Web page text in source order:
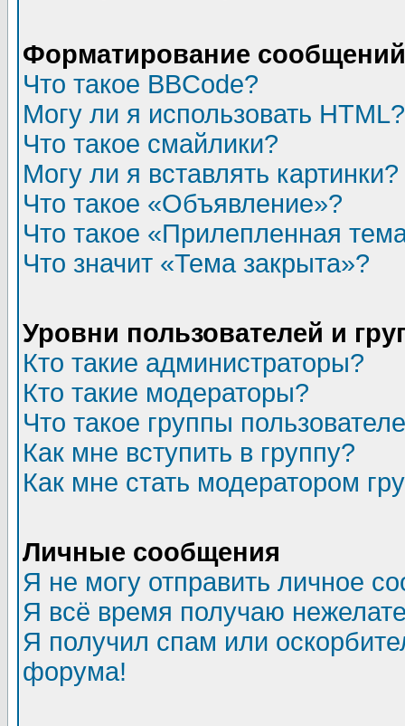
Форматирование
Что такое BBCode?
Могу ли я использовать HTML?
Что такое смайлики?
Могу ли я вставлять картинки?
Что такое «Объявление»?
Что такое «Прилепленная
Что значит «Тема закрыта»?
Уровни пользователей и
Кто такие администраторы?
Кто такие модераторы?
Что такое группы
Как мне вступить в группу?
Как мне стать модератором
Личные сообщения
Я не могу отправить личное
Я всё время получаю
Я получил спам или
форума!